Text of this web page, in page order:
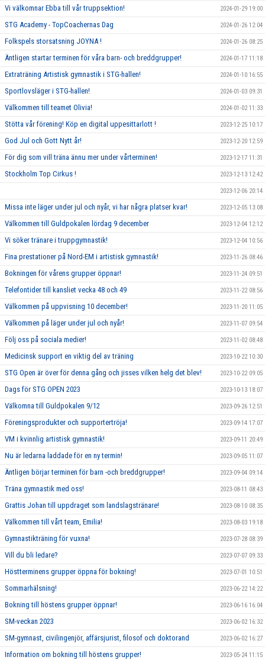
Vi välkomnar Ebba till vår truppsektion! 2024-01-29 19:00
STG Academy - TopCoachernas Dag 2024-01-26 12:04
Folkspels storsatsning JOYNA ! 2024-01-26 08:25
Äntligen startar terminen för våra barn- och breddgrupper! 2024-01-17 11:18
Extraträning Artistisk gymnastik i STG-hallen! 2024-01-10 16:55
Sportlovsläger i STG-hallen! 2024-01-03 09:31
Välkommen till teamet Olivia! 2024-01-02 11:33
Stötta vår förening! Köp en digital uppesittarlott ! 2023-12-25 10:17
God Jul och Gott Nytt år! 2023-12-20 12:59
För dig som vill träna ännu mer under vårterminen! 2023-12-17 11:31
Stockholm Top Cirkus ! 2023-12-13 12:42
2023-12-06 20:14
Missa inte läger under jul och nyår, vi har några platser kvar! 2023-12-05 13:08
Välkommen till Guldpokalen lördag 9 december 2023-12-04 12:12
Vi söker tränare i truppgymnastik! 2023-12-04 10:56
Fina prestationer på Nord-EM i artistisk gymnastik! 2023-11-26 08:46
Bokningen för vårens grupper öppnar! 2023-11-24 09:51
Telefontider till kansliet vecka 48 och 49 2023-11-22 08:56
Välkommen på uppvisning 10 december! 2023-11-20 11:05
Välkommen på läger under jul och nyår! 2023-11-07 09:54
Följ oss på sociala medier! 2023-11-02 08:48
Medicinsk support en viktig del av träning 2023-10-22 10:30
STG Open är över för denna gång och jisses vilken helg det blev! 2023-10-22 09:05
Dags för STG OPEN 2023 2023-10-13 18:07
Välkomna till Guldpokalen 9/12 2023-09-26 12:51
Föreningsprodukter och supportertröja! 2023-09-14 17:07
VM i kvinnlig artistisk gymnastik! 2023-09-11 20:49
Nu är ledarna laddade för en ny termin! 2023-09-05 11:07
Äntligen börjar terminen för barn -och breddgrupper! 2023-09-04 09:14
Träna gymnastik med oss! 2023-08-11 08:43
Grattis Johan till uppdraget som landslagstränare! 2023-08-10 08:35
Välkommen till vårt team, Emilia! 2023-08-03 19:18
Gymnastikträning för vuxna! 2023-07-28 08:39
Vill du bli ledare? 2023-07-07 09:33
Höstterminens grupper öppna för bokning! 2023-07-01 10:51
Sommarhälsning! 2023-06-22 14:22
Bokning till höstens grupper öppnar! 2023-06-16 16:04
SM-veckan 2023 2023-06-02 16:32
SM-gymnast, civilingenjör, affärsjurist, filosof och doktorand 2023-06-02 16:27
Information om bokning till höstens grupper! 2023-05-24 11:15